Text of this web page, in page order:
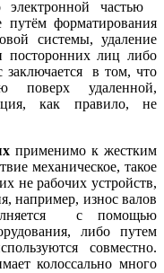
электронной частью
путём форматирования
системы, удаление
посторонних лиц либо
в том, что
поверх удаленной,
как правило, не
применимо к жестким
механическое, такое
не рабочих устройств,
например, износ валов
с помощью
либо путем
совместно.
колоссально много